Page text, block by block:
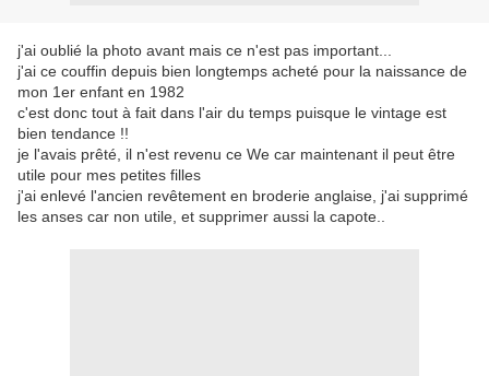
j'ai oublié la photo avant mais ce n'est pas important...
j'ai ce couffin depuis bien longtemps acheté pour la naissance de
mon 1er enfant en 1982
c'est donc tout à fait dans l'air du temps puisque le vintage est
bien tendance !!
je l'avais prêté, il n'est revenu ce We car maintenant il peut être
utile pour mes petites filles
j'ai enlevé l'ancien revêtement en broderie anglaise, j'ai supprimé
les anses car non utile, et supprimer aussi la capote..